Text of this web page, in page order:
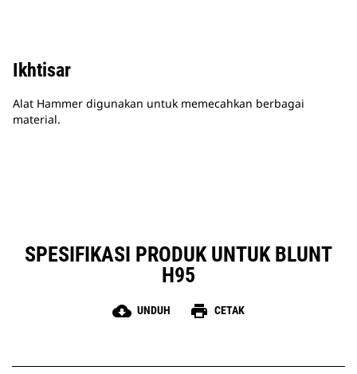
Ikhtisar
Alat Hammer digunakan untuk memecahkan berbagai
material.
SPESIFIKASI PRODUK UNTUK BLUNT
H95
cloud_download UNDUH print CETAK